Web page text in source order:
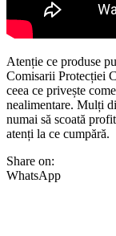
Atenție ce produse
Comisarii Protecției
ceea ce privește
nealimentare. Mulți
numai să scoată
atenți la ce cumpără.
Share on:
WhatsApp